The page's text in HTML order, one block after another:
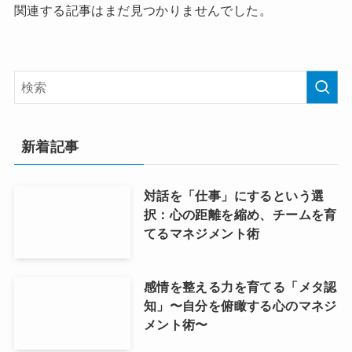
関連する記事はまだ見つかりませんでした。
新着記事
対話を「仕事」にするという選
択：心の距離を縮め、チームを育
てるマネジメント術
感情を整える力を育てる「メタ認
知」〜自分を俯瞰する心のマネジ
メント術〜